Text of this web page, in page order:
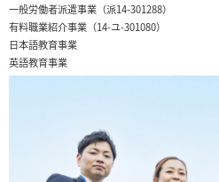
一般労働者派遣事業（派14-301288）
有料職業紹介事業（14-ユ-301080）
日本語教育事業
英語教育事業